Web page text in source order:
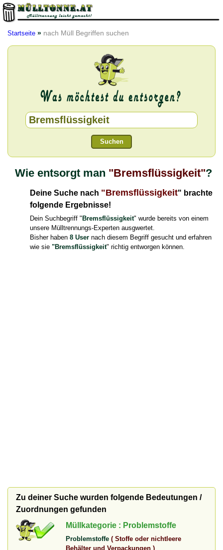
Startseite » nach Müll Begriffen suchen
Suchen
Wie entsorgt man "Bremsflüssigkeit"?
Deine Suche nach "Bremsflüssigkeit" brachte
folgende Ergebnisse!
Dein Suchbegriff " Bremsflüssigkeit" wurde bereits von einem
unsere Mülltrennungs-Experten ausgwertet.
Bisher haben 8 User nach diesem Begriff gesucht und erfahren
wie sie "Bremsflüssigkeit" richtig entworgen können.
Zu deiner Suche wurden folgende Bedeutungen /
Zuordnungen gefunden
Müllkategorie : Problemstoffe
Problemstoffe ( Stoffe oder nichtleere
Behälter und Verpackungen )